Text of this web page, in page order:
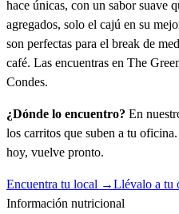
hace únicas, con un sabor suave
agregados, solo el cajú en su
son perfectas para el break de
café. Las encuentras en The
Condes.
¿Dónde lo encuentro? En
los carritos que suben a tu
hoy, vuelve pronto.
Encuentra tu local →Llévalo a tu
Información nutricional